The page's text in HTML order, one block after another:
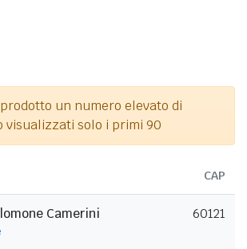
un numero elevato di
visualizzati solo i primi 90
CAP
Camerini 60121